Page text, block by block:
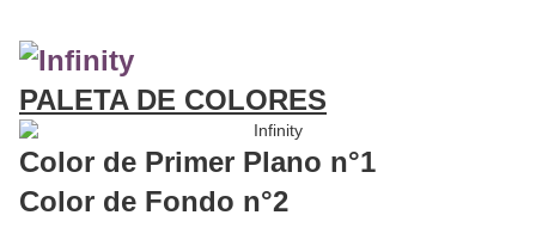
PALETA DE COLORES
Color de Primer Plano n°1
Color de Fondo n°2